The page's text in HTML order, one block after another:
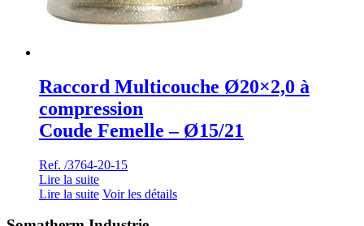
Raccord Multicouche Ø20×2,0 à
compression
Coude Femelle – Ø15/21
Ref. /3764-20-15
Lire la suite
Lire la suite Voir les détails